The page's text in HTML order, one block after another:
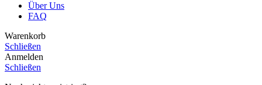
Über Uns
FAQ
Warenkorb
Schließen
Anmelden
Schließen